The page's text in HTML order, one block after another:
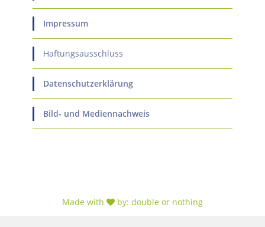
Impressum
Haftungsausschluss
Datenschutzerklärung
Bild- und Mediennachweis
Made with by: double or nothing